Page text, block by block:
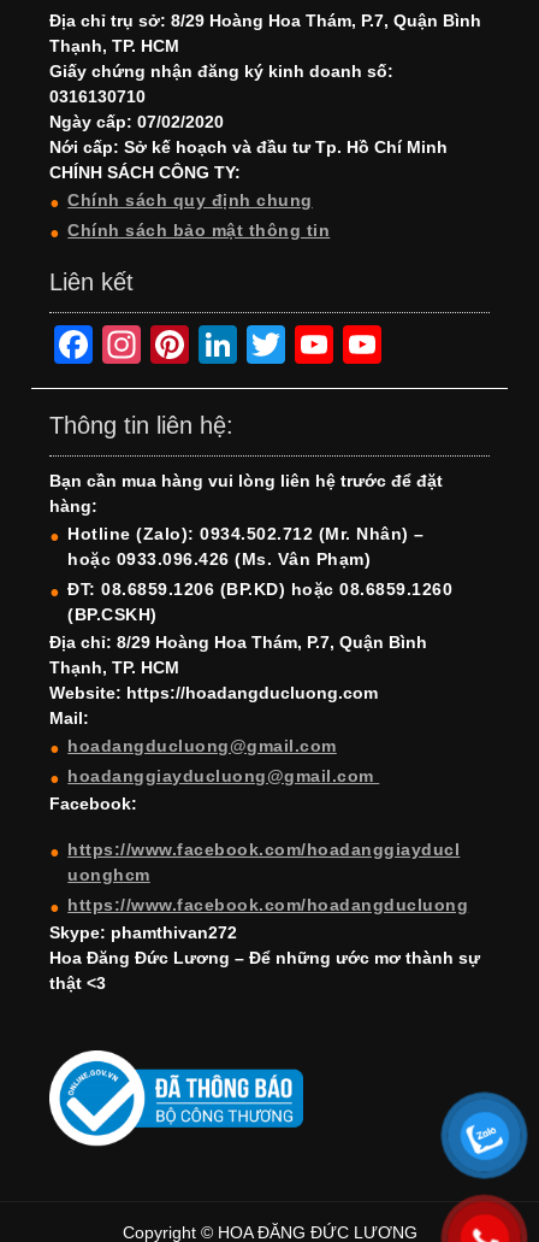
Địa chỉ trụ sở: 8/29 Hoàng Hoa Thám, P.7, Quận Bình
Thạnh, TP. HCM
Giấy chứng nhận đăng ký kinh doanh số:
0316130710
Ngày cấp: 07/02/2020
Nới cấp: Sở kế hoạch và đầu tư Tp. Hồ Chí Minh
CHÍNH SÁCH CÔNG TY:
Chính sách quy định chung
Chính sách bảo mật thông tin
Liên kết
F
a
c
e
b
o
o
k
In
st
a
gr
a
m
Pi
nt
er
e
st
Li
n
e
dI
n
T
wi
er
Y
o
T
u
b
e
o
T
u
b
e
h
Thông tin liên hệ:
Bạn cần mua hàng vui lòng liên hệ trước để đặt
hàng:
Hotline (Zalo): 0934.502.712 (Mr. Nhân) –
hoặc 0933.096.426 (Ms. Vân Phạm)
ĐT: 08.6859.1206 (BP.KD) hoặc 08.6859.1260
(BP.CSKH)
Địa chỉ: 8/29 Hoàng Hoa Thám, P.7, Quận Bình
Thạnh, TP. HCM
Website: https://hoadangducluong.com
Mail:
hoadangducluong@gmail.com
hoadanggiayducluong@gmail.com
Facebook:
https://www.facebook.com/hoadanggiayducl
uonghcm
https://www.facebook.com/hoadangducluong
Skype: phamthivan272
Hoa Đăng Đức Lương – Để những ước mơ thành sự
thật <3
Copyright © HOA ĐĂNG ĐỨC LƯƠNG